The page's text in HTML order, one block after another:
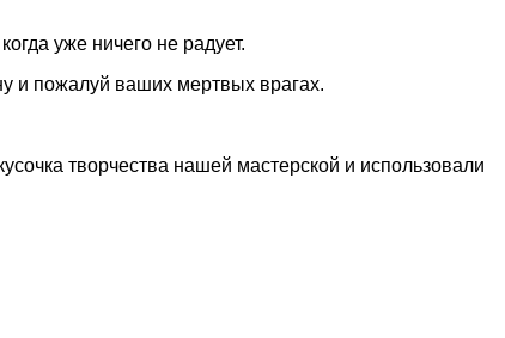
уже ничего не радует.
и пожалуй ваших мертвых врагах.
творчества нашей мастерской и использовали